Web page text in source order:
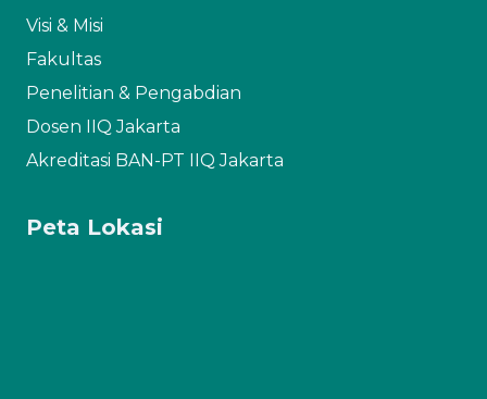
Visi & Misi
Fakultas
Penelitian & Pengabdian
Dosen IIQ Jakarta
Akreditasi BAN-PT IIQ Jakarta
Peta Lokasi